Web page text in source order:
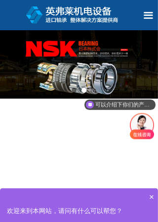
끀
可以介绍下你们的产品么
×
欢迎来到本网站，请问有什么可以帮您？